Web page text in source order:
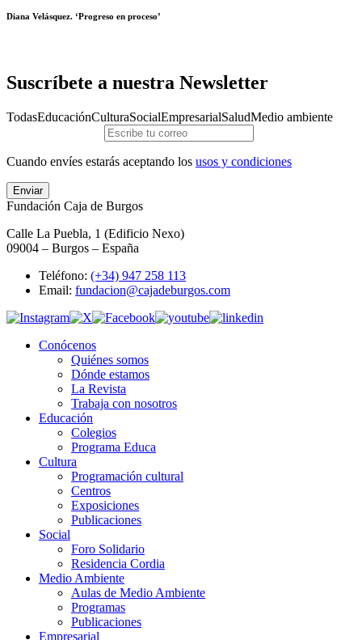
Diana Velásquez. ‘Progreso en proceso’
Suscríbete a nuestra Newsletter
TodasEducaciónCulturaSocialEmpresarialSaludMedio ambiente
Cuando envíes estarás aceptando los usos y condiciones
Enviar
Fundación Caja de Burgos
Calle La Puebla, 1 (Edificio Nexo)
09004 – Burgos – España
Teléfono: (+34) 947 258 113
Email: fundacion@cajadeburgos.com
Conócenos
Quiénes somos
Dónde estamos
La Revista
Trabaja con nosotros
Educación
Colegios
Programa Educa
Cultura
Programación cultural
Centros
Exposiciones
Publicaciones
Social
Foro Solidario
Residencia Cordia
Medio Ambiente
Aulas de Medio Ambiente
Programas
Publicaciones
Empresarial